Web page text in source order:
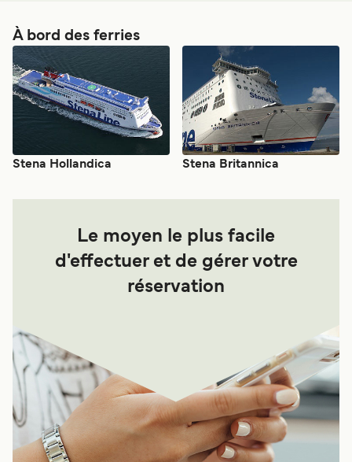
À bord des ferries
Stena Hollandica Stena Britannica
Le moyen le plus facile
d'effectuer et de gérer votre
réservation